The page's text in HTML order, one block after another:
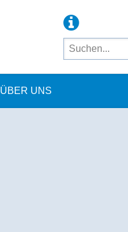
ÜBER UNS